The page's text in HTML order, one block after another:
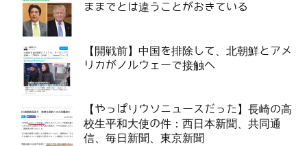
ままでとは違うことがおきている
【開戦前】中国を排除して、北朝鮮とアメ
リカがノルウェーで接触へ
【やっぱりウソニュースだった】長崎の高
校生平和大使の件：西日本新聞、共同通
信、毎日新聞、東京新聞